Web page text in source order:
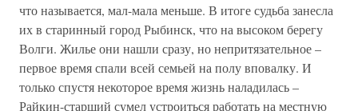
что называется, мал-мала меньше. В итоге судьба занесла
их в старинный город Рыбинск, что на высоком берегу
Волги. Жилье они нашли сразу, но непритязательное –
первое время спали всей семьей на полу вповалку. И
только спустя некоторое время жизнь наладилась –
Райкин-старший сумел устроиться работать на местную